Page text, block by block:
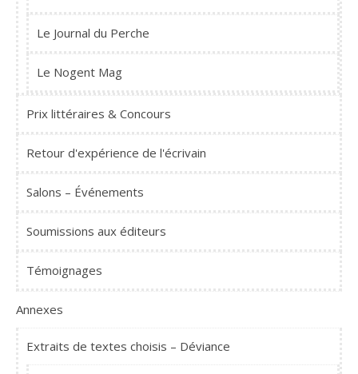
Le Journal du Perche
Le Nogent Mag
Prix littéraires & Concours
Retour d'expérience de l'écrivain
Salons – Événements
Soumissions aux éditeurs
Témoignages
Annexes
Extraits de textes choisis – Déviance